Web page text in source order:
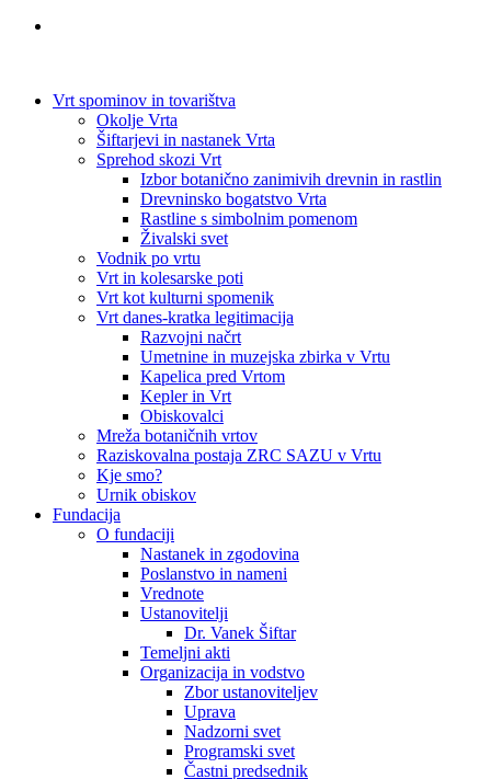
Vrt spominov in tovarištva
Okolje Vrta
Šiftarjevi in nastanek Vrta
Sprehod skozi Vrt
Izbor botanično zanimivih drevnin in rastlin
Drevninsko bogatstvo Vrta
Rastline s simbolnim pomenom
Živalski svet
Vodnik po vrtu
Vrt in kolesarske poti
Vrt kot kulturni spomenik
Vrt danes-kratka legitimacija
Razvojni načrt
Umetnine in muzejska zbirka v Vrtu
Kapelica pred Vrtom
Kepler in Vrt
Obiskovalci
Mreža botaničnih vrtov
Raziskovalna postaja ZRC SAZU v Vrtu
Kje smo?
Urnik obiskov
Fundacija
O fundaciji
Nastanek in zgodovina
Poslanstvo in nameni
Vrednote
Ustanovitelji
Dr. Vanek Šiftar
Temeljni akti
Organizacija in vodstvo
Zbor ustanoviteljev
Uprava
Nadzorni svet
Programski svet
Častni predsednik